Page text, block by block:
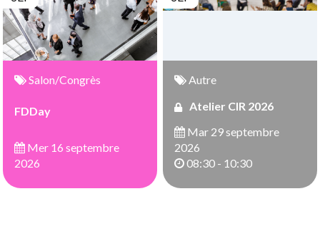
Salon/Congrès
FDDay
Mer 16 septembre
2026
Autre
Atelier CIR 2026
Mar 29 septembre
2026
08:30 - 10:30